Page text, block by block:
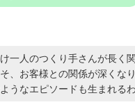
一人のつくり手さんが長く
、お客様との関係が深くな
うなエピソードも生まれるわ